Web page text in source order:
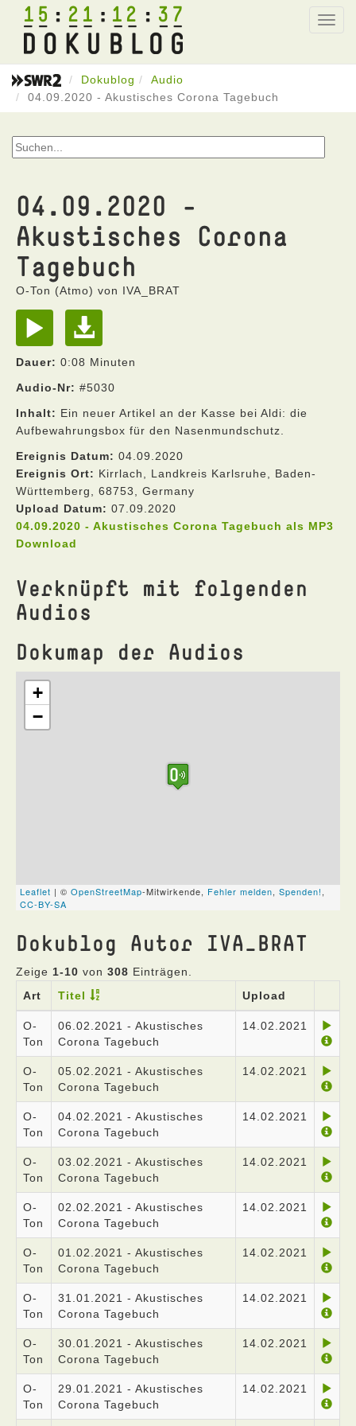
15 21 12 37
Dokublog
Audio
04.09.2020 - Akustisches Corona Tagebuch
04.09.2020 -
Akustisches Corona
Tagebuch
O-Ton (Atmo) von IVA_BRAT
Dauer: 0:08 Minuten
Audio-Nr: #5030
Inhalt: Ein neuer Artikel an der Kasse bei Aldi: die
Aufbewahrungsbox für den Nasenmundschutz.
Ereignis Datum: 04.09.2020
Ereignis Ort: Kirrlach, Landkreis Karlsruhe, Baden-
Württemberg, 68753, Germany
Upload Datum: 07.09.2020
04.09.2020 - Akustisches Corona Tagebuch als MP3
Download
Verknüpft mit folgenden
Audios
Dokumap der Audios
Dokublog Autor IVA_BRAT
Zeige 1-10 von 308 Einträgen.
Art
Titel Upload
O-
Ton
06.02.2021 - Akustisches
Corona Tagebuch
14.02.2021
O-
Ton
05.02.2021 - Akustisches
Corona Tagebuch
14.02.2021
O-
Ton
04.02.2021 - Akustisches
Corona Tagebuch
14.02.2021
O-
Ton
03.02.2021 - Akustisches
Corona Tagebuch
14.02.2021
O-
Ton
02.02.2021 - Akustisches
Corona Tagebuch
14.02.2021
O-
Ton
01.02.2021 - Akustisches
Corona Tagebuch
14.02.2021
O-
Ton
31.01.2021 - Akustisches
Corona Tagebuch
14.02.2021
O-
Ton
30.01.2021 - Akustisches
Corona Tagebuch
14.02.2021
O-
Ton
29.01.2021 - Akustisches
Corona Tagebuch
14.02.2021